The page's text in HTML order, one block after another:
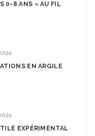
0-8 ANS « AU FIL
EN ARGILE
EXPÉRIMENTAL